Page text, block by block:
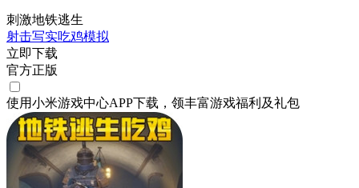
刺激地铁逃生
射击写实吃鸡模拟
立即下载
官方正版
使用小米游戏中心APP下载 ，领丰富游戏福利 及礼包